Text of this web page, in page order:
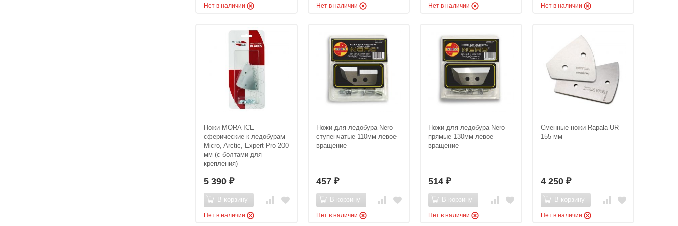
Нет в наличии Нет в наличии Нет в наличии Нет в наличии
Ножи MORA ICE
сферические к ледобурам
Micro, Arctic, Expert Pro 200
мм (с болтами для
крепления)
5 390 ₽
В корзину
Нет в наличии
Ножи для ледобура Nero
ступенчатые 110мм левое
вращение
457 ₽
В корзину
Нет в наличии
Ножи для ледобура Nero
прямые 130мм левое
вращение
514 ₽
В корзину
Нет в наличии
Сменные ножи Rapala UR
155 мм
4 250 ₽
В корзину
Нет в наличии